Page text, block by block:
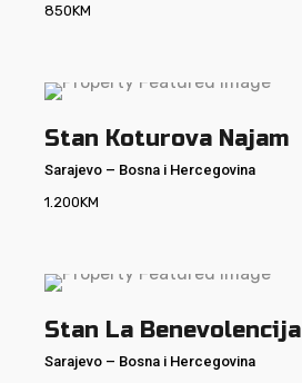
850KM
Stan Koturova Najam
Sarajevo – Bosna i Hercegovina
1.200KM
Stan La Benevolencija
Sarajevo – Bosna i Hercegovina